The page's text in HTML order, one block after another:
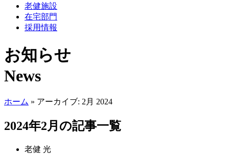
老健施設
在宅部門
採用情報
お知らせ
News
ホーム » アーカイブ: 2月 2024
2024年2月の記事一覧
老健 光